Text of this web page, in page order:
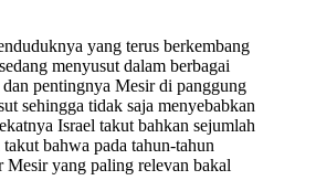
yang terus berkembang
menyusut dalam berbagai
pentingnya Mesir di panggung
sehingga tidak saja menyebabkan
Israel takut bahkan sejumlah
bahwa pada tahun-tahun
Mesir yang paling relevan bakal